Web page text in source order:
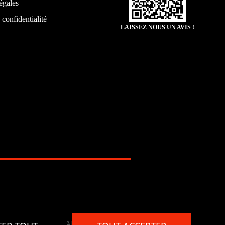
confidentialité
LAISSEZ NOUS UN AVIS !